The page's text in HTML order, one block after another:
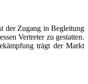
der Zugang in Begleitung
Vertreter zu gestatten.
trägt der Markt